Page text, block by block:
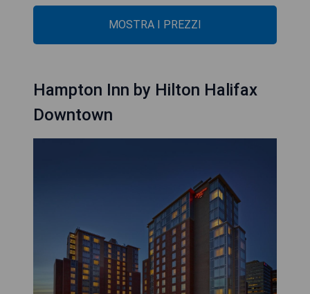
MOSTRA I PREZZI
Hampton Inn by Hilton Halifax
Downtown